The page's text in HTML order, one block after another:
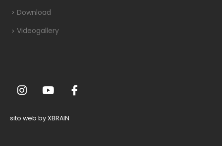
Download
Videogallery
sito web by XBRAIN